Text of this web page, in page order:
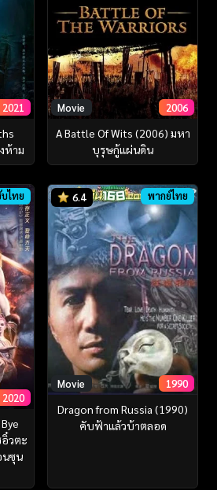
2021
ห้าม
Movie 2006
A Battle Of Wits (2006) มหา
บุรุษกู้แผ่นดิน
ไทย
2020
อิ๋วตะ
นซุน
6.4 พากย์ไทย
Movie 1990
Dragon from Russia (1990)
คับฟ้าแล้วบ้าตลอด